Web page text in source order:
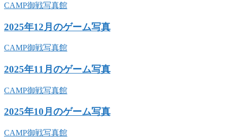
CAMP御戦写真館
2025年12月のゲーム写真
CAMP御戦写真館
2025年11月のゲーム写真
CAMP御戦写真館
2025年10月のゲーム写真
CAMP御戦写真館